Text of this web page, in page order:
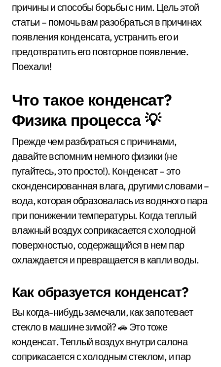
причины и способы борьбы с ним. Цель этой
статьи – помочь вам разобраться в причинах
появления конденсата, устранить его и
предотвратить его повторное появление.
Поехали!
Что такое конденсат?
Физика процесса 💡
Прежде чем разбираться с причинами,
давайте вспомним немного физики (не
пугайтесь, это просто!). Конденсат – это
сконденсированная влага, другими словами –
вода, которая образовалась из водяного пара
при понижении температуры. Когда теплый
влажный воздух соприкасается с холодной
поверхностью, содержащийся в нем пар
охлаждается и превращается в капли воды.
Как образуется конденсат?
Вы когда-нибудь замечали, как запотевает
стекло в машине зимой? 🚗 Это тоже
конденсат. Теплый воздух внутри салона
соприкасается с холодным стеклом, и пар